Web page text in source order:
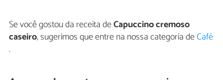
Se você gostou da receita deCapuccino cremoso
caseiro, sugerimos que entre na nossa categoria deCafé
.